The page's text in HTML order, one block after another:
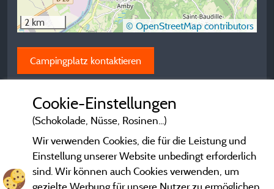
2 km © OpenStreetMap contributors
Campingplatz kontaktieren
Cookie-Einstellungen
(Schokolade, Nüsse, Rosinen...)
Wir verwenden Cookies, die für die Leistung und
Einstellung unserer Website unbedingt erforderlich
sind. Wir können auch Cookies verwenden, um
gezielte Werbung für unsere Nutzer zu ermöglichen.